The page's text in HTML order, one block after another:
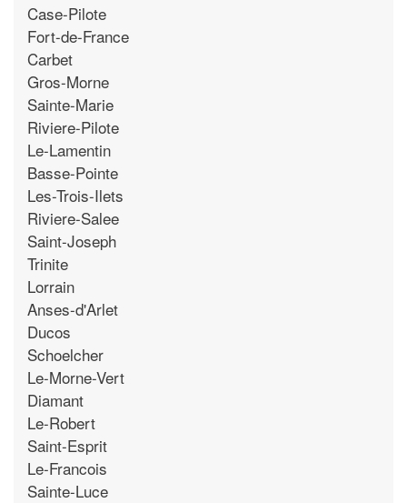
Case-Pilote
Fort-de-France
Carbet
Gros-Morne
Sainte-Marie
Riviere-Pilote
Le-Lamentin
Basse-Pointe
Les-Trois-Ilets
Riviere-Salee
Saint-Joseph
Trinite
Lorrain
Anses-d'Arlet
Ducos
Schoelcher
Le-Morne-Vert
Diamant
Le-Robert
Saint-Esprit
Le-Francois
Sainte-Luce